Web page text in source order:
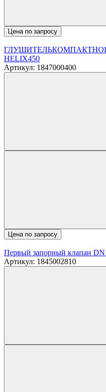
Цена по запросу
HELIX450
Артикул: 1847000400
Цена по запросу
Первый запорный клапан
Артикул: 1845002810